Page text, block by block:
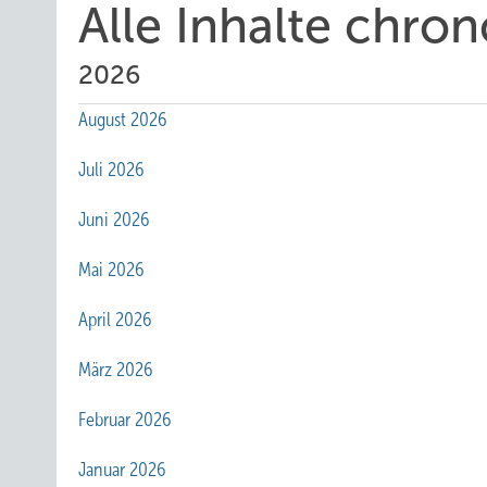
Alle Inhalte
2026
August 2026
Juli 2026
Juni 2026
Mai 2026
April 2026
März 2026
Februar 2026
Januar 2026